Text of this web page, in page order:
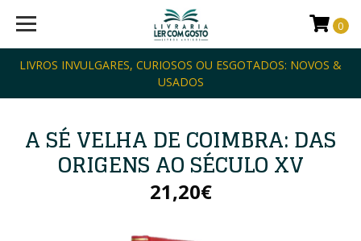
LIVROS INVULGARES, CURIOSOS OU ESGOTADOS: NOVOS &
USADOS
0
A SÉ VELHA DE COIMBRA: DAS
ORIGENS AO SÉCULO XV
21,20€